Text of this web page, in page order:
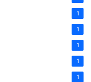
1
1
1
1
1